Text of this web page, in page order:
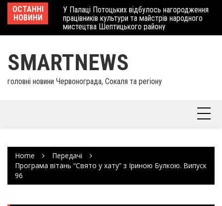
Skip
content
ОСТАННІ
НОВИНИ
У Палаці Потоцьких відбулось нагородження
працівників культури та майстрів народного
мистецтва Шептицького району
SMARTNEWS
головні новини Червонограда, Сокаля та регіону
Home
Передачі
Програма вітань “Свято у хату” з Іриною Булкою. Випуск
96